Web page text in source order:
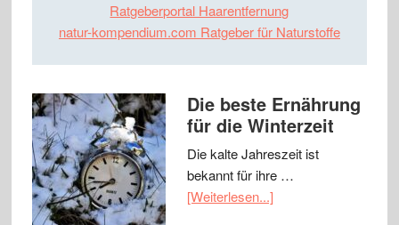
Ratgeberportal Haarentfernung
natur-kompendium.com Ratgeber für Naturstoffe
Die beste Ernährung
für die Winterzeit
Die kalte Jahreszeit ist
bekannt für ihre …
[Weiterlesen...]